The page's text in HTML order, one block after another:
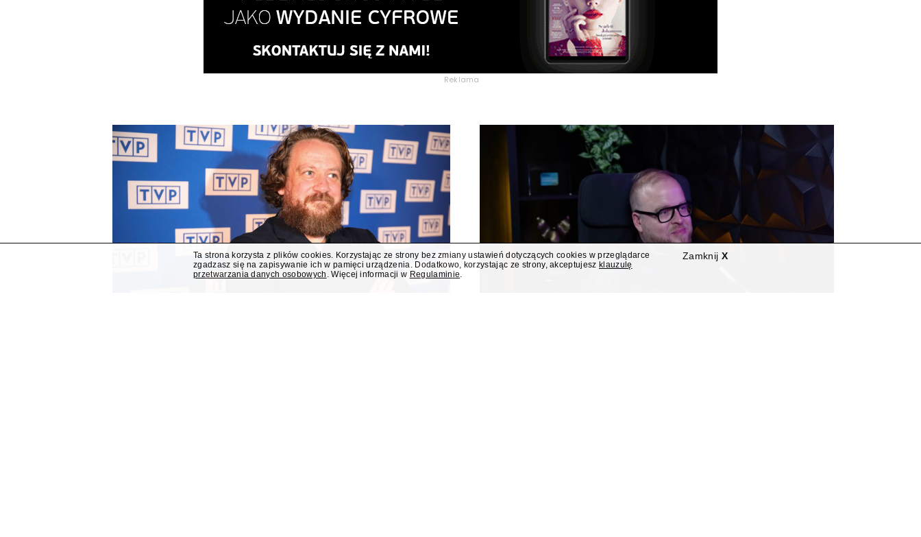
Reklama
Zamknij X
Ta strona korzysta z plików cookies. Korzystając ze strony bez zmiany ustawień dotyczących cookies w przeglądarce
zgadzasz się na zapisywanie ich w pamięci urządzenia. Dodatkowo, korzystając ze strony, akceptujesz klauzulę
przetwarzania danych osobowych . Więcej informacji w Regulaminie.